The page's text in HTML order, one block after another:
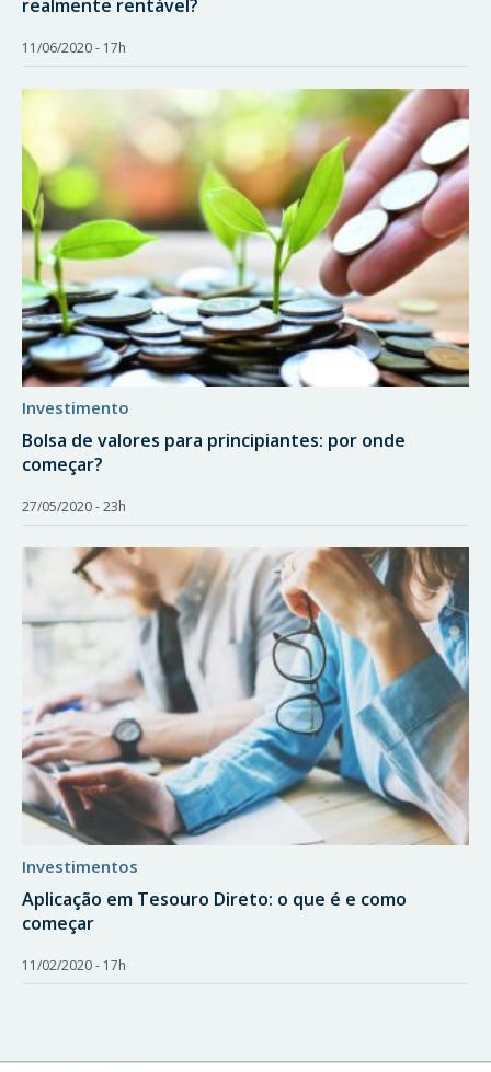
realmente rentável?
11/06/2020 - 17h
investimento
Bolsa de valores para principiantes: por onde
começar?
27/05/2020 - 23h
investimentos
Aplicação em Tesouro Direto: o que é e como
começar
11/02/2020 - 17h